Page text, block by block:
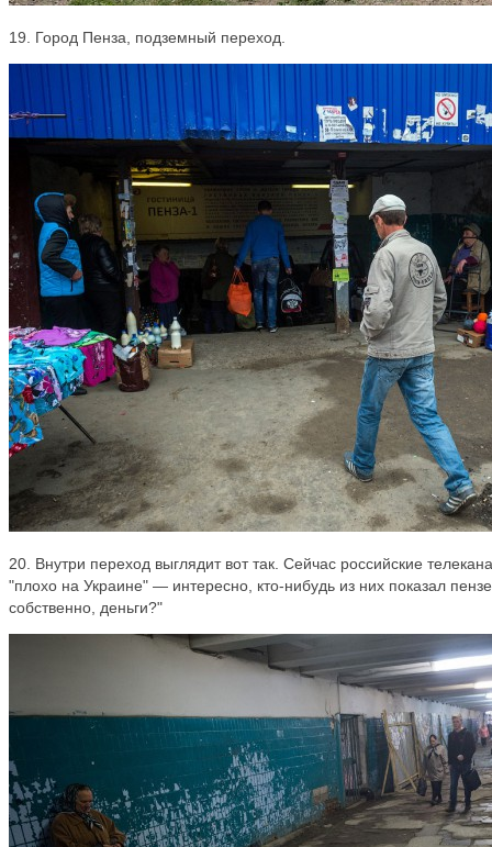
19. Город Пенза, подземный переход.
20. Внутри переход выглядит вот так. Сейчас российские
"плохо на Украине" — интересно, кто-нибудь из них показал
собственно, деньги?"